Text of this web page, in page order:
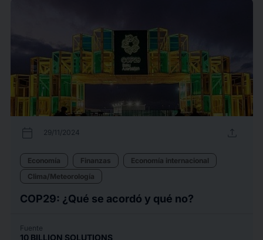
calendar_today 29/11/2024 upload
Economía Finanzas
Economía internacional
Clima/Meteorología
COP29: ¿Qué se acordó y qué no?
Fuente
10 BILLION SOLUTIONS